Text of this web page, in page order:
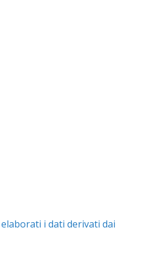
i dati derivati dai